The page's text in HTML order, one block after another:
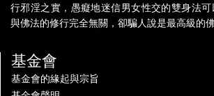
行邪淫之實，愚癡地迷信男女性交的雙身法
與佛法的修行完全無關，卻騙人說是最高級的
基金會
基金會的緣起與宗旨